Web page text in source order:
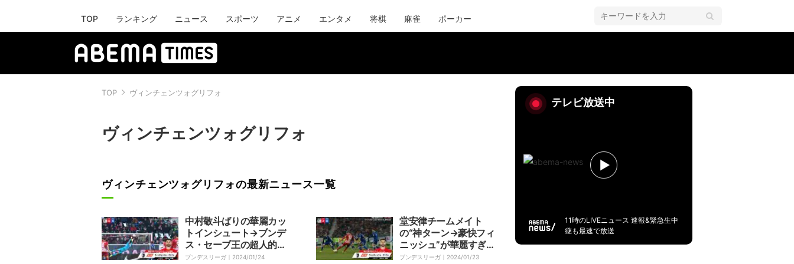
TOP ランキング ニュース スポーツ アニメ エンタメ 将棋 麻雀 ポーカー
TOP ヴィンチェンツォグリフォ
ヴィンチェンツォグリフォ
ヴィンチェンツォグリフォの最新ニュース一覧
中村敬斗ばりの華麗カッ
トインシュート→ブンデ
ス・セーブ王の超人的ス
トップ！ハイレベルすぎ
ブンデスリーガ｜ 2024/01/24
堂安律チームメイト
の“神ターン→豪快フィ
ニッシュ”が華麗すぎ
る！バッジョに憧れるフ
ブンデスリーガ｜ 2024/01/23
テレビ放送中
11時のLIVEニュース 速報&緊急生中
継も最速で放送